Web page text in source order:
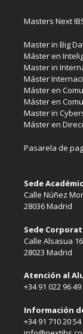
Masters Next
Master in Big
Máster en
Master in
Máster
Máster en
Máster en
Master in
Máster en
Pasarela de
Sede
Calle Núñez
28036 Madrid
Sede
Calle Alsasua
28023 Madrid
Atención al
+34 91 022 96
Información
+34 91 710 20 54